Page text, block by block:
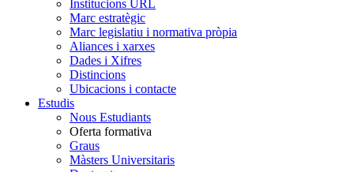
Institucions URL
Marc estratègic
Marc legislatiu i normativa pròpia
Aliances i xarxes
Dades i Xifres
Distincions
Ubicacions i contacte
Estudis
Nous Estudiants
Oferta formativa
Graus
Màsters Universitaris